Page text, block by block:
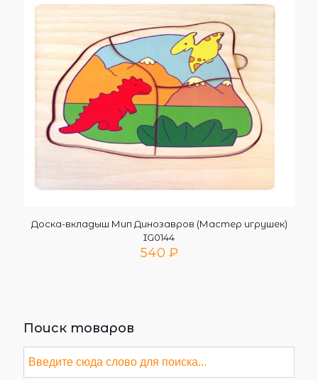
Доска-вкладыш Мип Динозавров (Мастер игрушек)
IG0144
540 ₽
Поиск товаров